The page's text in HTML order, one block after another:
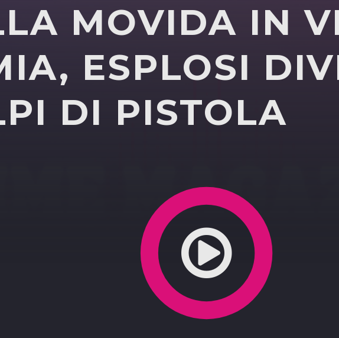
MOVIDA IN
ESPLOSI
DI PISTOLA
e Vinili